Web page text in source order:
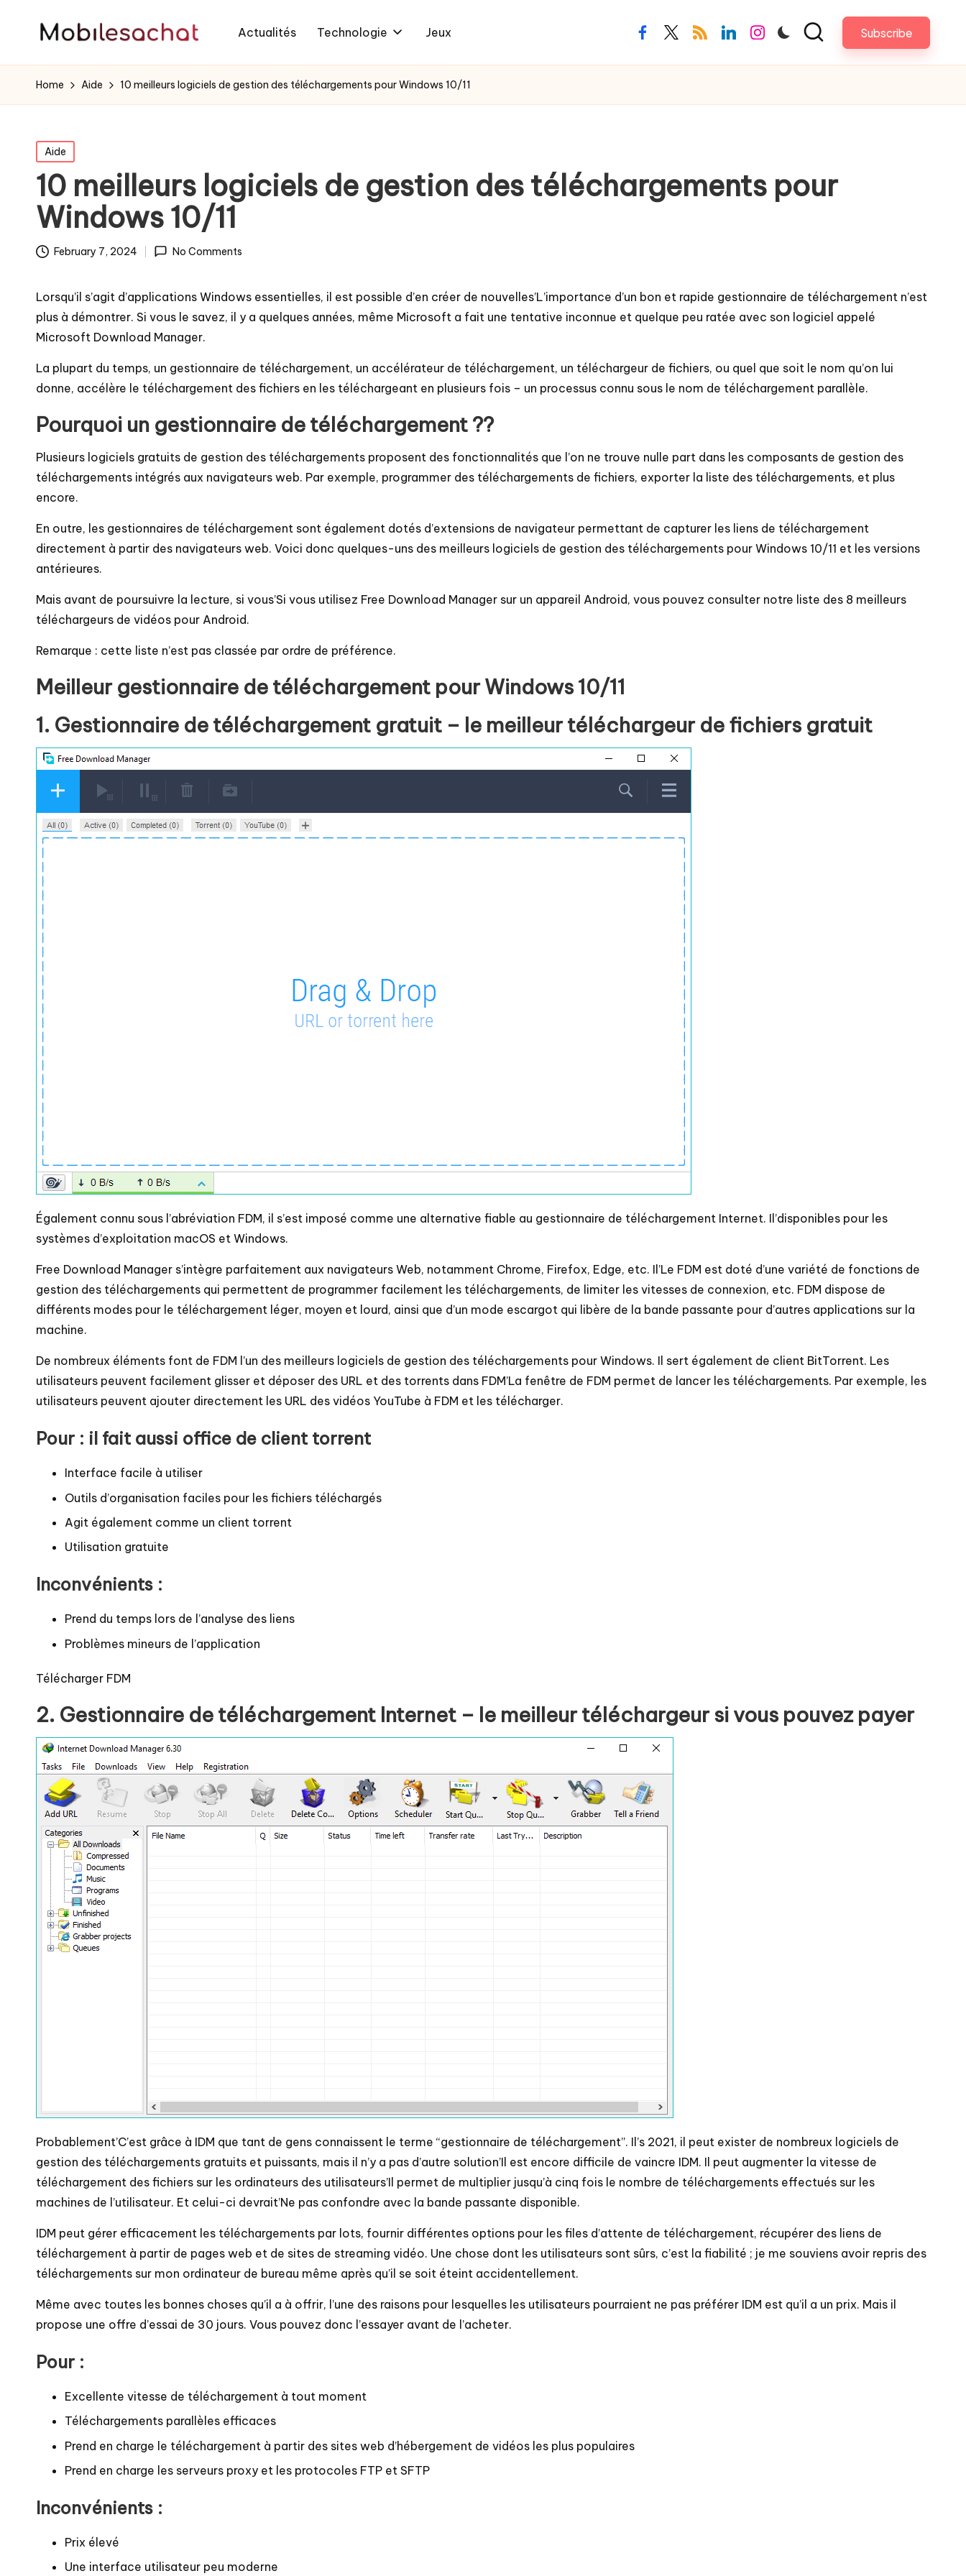
Actualités Technologie Jeux facebook.com
twitter.com
rss.comlinkedin.com
instagram.com Subscribe
Home Aide 10 meilleurs logiciels de gestion des téléchargements pour Windows 10/11
Posted
in
Aide
10 meilleurs logiciels de gestion des téléchargements pour
Windows 10/11
February 7, 2024 No Comments
Lorsqu’il s’agit d’applications Windows essentielles, il est possible d’en créer de nouvelles’L’importance d’un bon et rapide gestionnaire de téléchargement n’est
plus à démontrer. Si vous le savez, il y a quelques années, même Microsoft a fait une tentative inconnue et quelque peu ratée avec son logiciel appelé
Microsoft Download Manager.
La plupart du temps, un gestionnaire de téléchargement, un accélérateur de téléchargement, un téléchargeur de fichiers, ou quel que soit le nom qu’on lui
donne, accélère le téléchargement des fichiers en les téléchargeant en plusieurs fois – un processus connu sous le nom de téléchargement parallèle.
Pourquoi un gestionnaire de téléchargement ??
Plusieurs logiciels gratuits de gestion des téléchargements proposent des fonctionnalités que l’on ne trouve nulle part dans les composants de gestion des
téléchargements intégrés aux navigateurs web. Par exemple, programmer des téléchargements de fichiers, exporter la liste des téléchargements, et plus
encore.
En outre, les gestionnaires de téléchargement sont également dotés d’extensions de navigateur permettant de capturer les liens de téléchargement
directement à partir des navigateurs web. Voici donc quelques-uns des meilleurs logiciels de gestion des téléchargements pour Windows 10/11 et les versions
antérieures.
Mais avant de poursuivre la lecture, si vous’Si vous utilisez Free Download Manager sur un appareil Android, vous pouvez consulter notre liste des 8 meilleurs
téléchargeurs de vidéos pour Android.
Remarque : cette liste n’est pas classée par ordre de préférence.
Meilleur gestionnaire de téléchargement pour Windows 10/11
1. Gestionnaire de téléchargement gratuit – le meilleur téléchargeur de fichiers gratuit
Également connu sous l’abréviation FDM, il s’est imposé comme une alternative fiable au gestionnaire de téléchargement Internet. Il’disponibles pour les
systèmes d’exploitation macOS et Windows.
Free Download Manager s’intègre parfaitement aux navigateurs Web, notamment Chrome, Firefox, Edge, etc. Il’Le FDM est doté d’une variété de fonctions de
gestion des téléchargements qui permettent de programmer facilement les téléchargements, de limiter les vitesses de connexion, etc. FDM dispose de
différents modes pour le téléchargement léger, moyen et lourd, ainsi que d’un mode escargot qui libère de la bande passante pour d’autres applications sur la
machine.
De nombreux éléments font de FDM l’un des meilleurs logiciels de gestion des téléchargements pour Windows. Il sert également de client BitTorrent. Les
utilisateurs peuvent facilement glisser et déposer des URL et des torrents dans FDM’La fenêtre de FDM permet de lancer les téléchargements. Par exemple, les
utilisateurs peuvent ajouter directement les URL des vidéos YouTube à FDM et les télécharger.
Pour : il fait aussi office de client torrent
Interface facile à utiliser
Outils d’organisation faciles pour les fichiers téléchargés
Agit également comme un client torrent
Utilisation gratuite
Inconvénients :
Prend du temps lors de l’analyse des liens
Problèmes mineurs de l’application
Télécharger FDM
2. Gestionnaire de téléchargement Internet – le meilleur téléchargeur si vous pouvez payer
Probablement’C’est grâce à IDM que tant de gens connaissent le terme “gestionnaire de téléchargement”. Il’s 2021, il peut exister de nombreux logiciels de
gestion des téléchargements gratuits et puissants, mais il n’y a pas d’autre solution’Il est encore difficile de vaincre IDM. Il peut augmenter la vitesse de
téléchargement des fichiers sur les ordinateurs des utilisateurs’Il permet de multiplier jusqu’à cinq fois le nombre de téléchargements effectués sur les
machines de l’utilisateur. Et celui-ci devrait’Ne pas confondre avec la bande passante disponible.
IDM peut gérer efficacement les téléchargements par lots, fournir différentes options pour les files d’attente de téléchargement, récupérer des liens de
téléchargement à partir de pages web et de sites de streaming vidéo. Une chose dont les utilisateurs sont sûrs, c’est la fiabilité ; je me souviens avoir repris des
téléchargements sur mon ordinateur de bureau même après qu’il se soit éteint accidentellement.
Même avec toutes les bonnes choses qu’il a à offrir, l’une des raisons pour lesquelles les utilisateurs pourraient ne pas préférer IDM est qu’il a un prix. Mais il
propose une offre d’essai de 30 jours. Vous pouvez donc l’essayer avant de l’acheter.
Pour :
Excellente vitesse de téléchargement à tout moment
Téléchargements parallèles efficaces
Prend en charge le téléchargement à partir des sites web d’hébergement de vidéos les plus populaires
Prend en charge les serveurs proxy et les protocoles FTP et SFTP
Inconvénients :
Prix élevé
Une interface utilisateur peu moderne